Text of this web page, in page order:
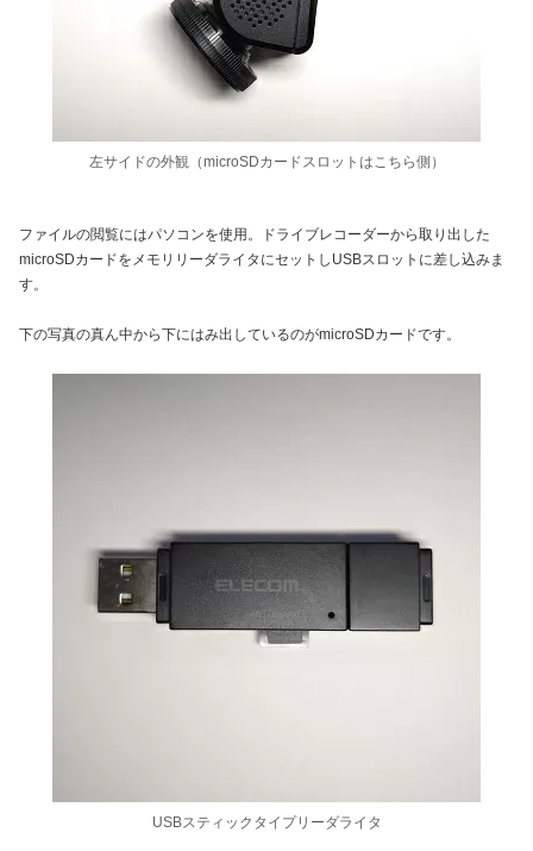
左サイドの外観（microSDカードスロットはこちら側）
ファイルの閲覧にはパソコンを使用。ドライブレコーダーから取り出した
microSDカードをメモリリーダライタにセットしUSBスロットに差し込みま
す。
下の写真の真ん中から下にはみ出しているのがmicroSDカードです。
USBスティックタイプリーダライタ